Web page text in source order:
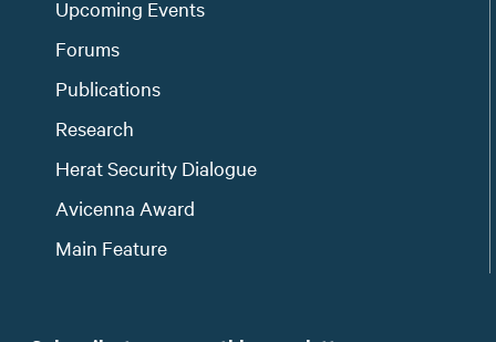
Upcoming Events
Forums
Publications
Research
Herat Security Dialogue
Avicenna Award
Main Feature